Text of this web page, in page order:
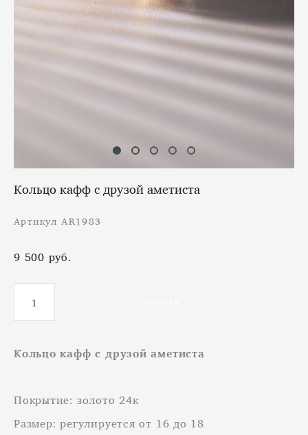
Кольцо кафф с друзой аметиста
Артикул АR1983
9 500 pуб.
Кольцо кафф с друзой аметиста
Покрытие: золото 24к
Размер: регулируется от 16 до 18